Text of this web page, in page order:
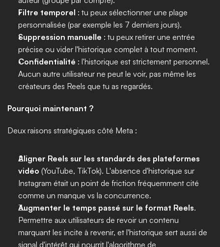
Filtre temporel : tu peux sélectionner une plage
personnalisée (par exemple les 7 derniers jours).
Suppression manuelle : tu peux retirer une entrée
précise ou vider l'historique complet à tout moment.
Confidentialité : l'historique est strictement personnel.
Aucun autre utilisateur ne peut le voir, pas même les
créateurs des Reels que tu as regardés.
Pourquoi maintenant ?
Deux raisons stratégiques côté Meta :
Aligner Reels sur les standards des plateformes
vidéo (YouTube, TikTok). L'absence d'historique sur
Instagram était un point de friction fréquemment cité
comme un manque vs la concurrence.
Augmenter le temps passé sur le format Reels.
Permettre aux utilisateurs de revoir un contenu
marquant les incite à revenir, et l'historique sert aussi de
signal d'intérêt qui nourrit l'algorithme de